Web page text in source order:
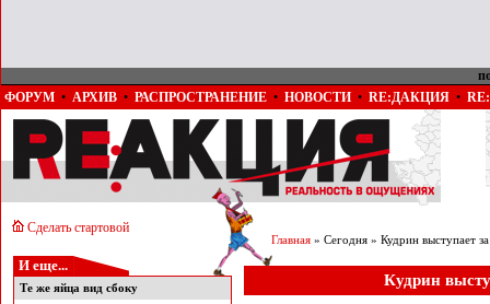
ФОРУМ • АРХИВ • РАСПРОСТРАНЕНИЕ • НОВОСТИ • RE:ДАКЦИЯ •
Сделать стартовой
И еще...
Те же яйца вид сбоку
Главная » Сегодня » Кудрин выступает
Кудрин